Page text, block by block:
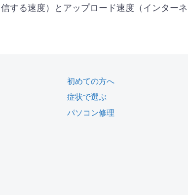
信する速度）とアップロード速度（インター
初めての方へ
症状で選ぶ
パソコン修理